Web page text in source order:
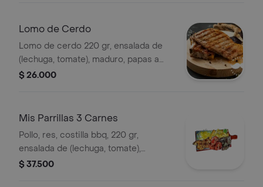
Lomo de Cerdo
Lomo de cerdo 220 gr, ensalada de
(lechuga, tomate), maduro, papas a
elegir.
$ 26.000
Mis Parrillas 3 Carnes
Pollo, res, costilla bbq, 220 gr,
ensalada de (lechuga, tomate),
maduro, papa a elegir.
$ 37.500